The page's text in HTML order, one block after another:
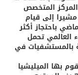
المركز المتخصص
إلى قيام
باحتجاز أكثر
العالمي تحمل
بالمستشفيات في
بها الميليشيا